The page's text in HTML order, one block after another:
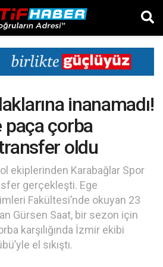
inanamadı!
paça çorba
transfer oldu
ekiplerinden Karabağlar Spor
gerçekleşti. Ege
Fakültesi’nde okuyan 23
Gürsen Saat, bir sezon için
karşılığında İzmir ekibi
el sıkıştı.